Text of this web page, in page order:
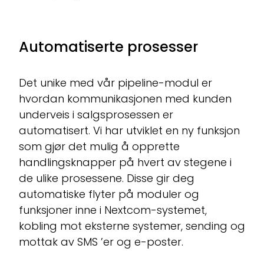
Automatiserte prosesser
Det unike med vår pipeline-modul er
hvordan kommunikasjonen med kunden
underveis i salgsprosessen er
automatisert. Vi har utviklet en ny funksjon
som gjør det mulig å opprette
handlingsknapper på hvert av stegene i
de ulike prosessene. Disse gir deg
automatiske flyter på moduler og
funksjoner inne i Nextcom-systemet,
kobling mot eksterne systemer, sending og
mottak av SMS ’er og e-poster.